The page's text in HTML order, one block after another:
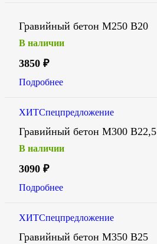
Гравийный бетон М250 В20
В наличии
3850 ₽
Подробнее
ХИТСпецпредложение
Гравийный бетон М300 В22,5
В наличии
3090 ₽
Подробнее
ХИТСпецпредложение
Гравийный бетон М350 В25